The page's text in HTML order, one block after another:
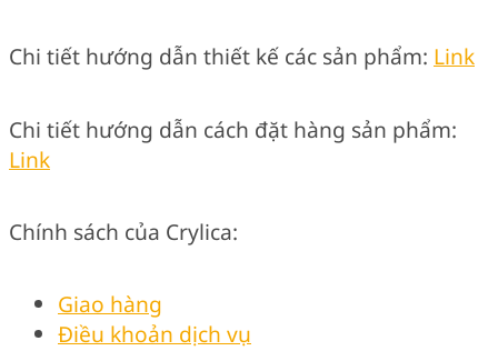
Chi tiết hướng dẫn thiết kế các sản phẩm: Link
Chi tiết hướng dẫn cách đặt hàng sản phẩm:
Link
Chính sách của Crylica:
Giao hàng
Điều khoản dịch vụ